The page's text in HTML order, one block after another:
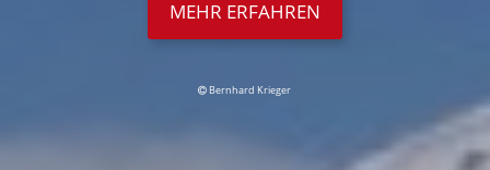
Bernhard Krieger
MEHR ERFAHREN